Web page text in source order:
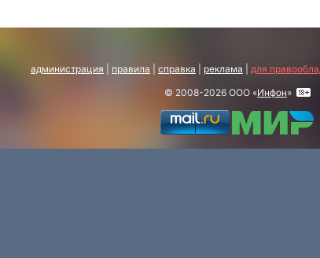
администрация правила справка реклама для
© 2008-2026 ООО «Инфон»